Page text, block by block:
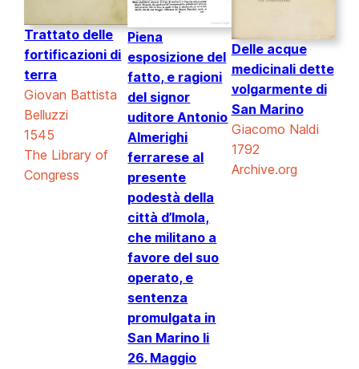
Trattato delle
fortificazioni di
terra
Giovan Battista
Belluzzi
1545
The Library of
Congress
Piena
esposizione del
fatto, e ragioni
del signor
uditore Antonio
Almerighi
ferrarese al
presente
podestà della
città d’Imola,
che militano a
favore del suo
operato, e
sentenza
promulgata in
San Marino li
26. Maggio
Delle acque
medicinali dette
volgarmente di
San Marino
Giacomo Naldi
1792
Archive.org